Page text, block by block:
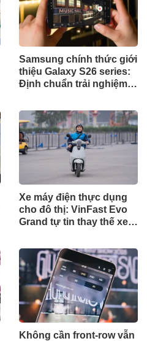
Samsung chính thức giới
thiệu Galaxy S26 series:
Định chuẩn trải nghiệm
Xe máy điện thực dụng
cho đô thị: VinFast Evo
Grand tự tin thay thế xe
lên tới 262 km
Không cần front-row vẫn